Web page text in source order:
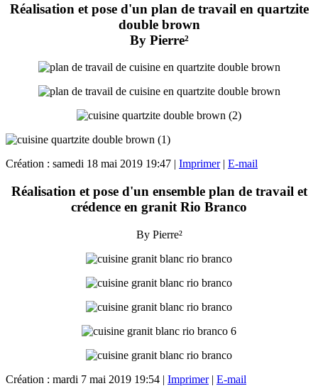
Réalisation et pose d'un plan de travail en quartzite
double brown
By Pierre²
Création : samedi 18 mai 2019 19:47 | Imprimer| E-mail
Réalisation et pose d'un ensemble plan de travail et
crédence en granit Rio Branco
By Pierre²
Création : mardi 7 mai 2019 19:54 | Imprimer| E-mail